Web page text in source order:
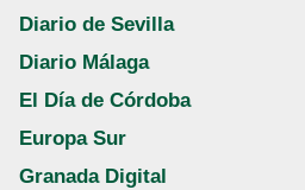
Diario de Sevilla
Diario Málaga
El Día de Córdoba
Europa Sur
Granada Digital